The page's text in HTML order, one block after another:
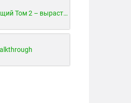
Мой Говорящий Том 2 – вырасти и воспитай своего котенка